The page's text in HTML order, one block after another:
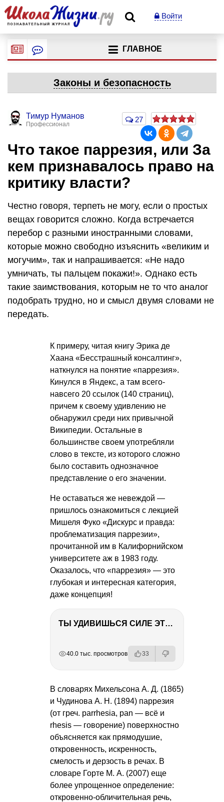
Войти
ГЛАВНОЕ
Законы и безопасность
Тимур Нуманов
Профессионал
27
Что такое паррезия, или За
кем признавалось право на
критику власти?
Честно говоря, терпеть не могу, если о простых
вещах говорится сложно. Когда встречается
перебор с разными иностранными словами,
которые можно свободно изъяснить «великим и
могучим», так и напрашивается: «Не надо
умничать, ты пальцем покажи!». Однако есть
такие заимствования, которым не то что аналог
подобрать трудно, но и смысл двумя словами не
передать.
К примеру, читая книгу Эрика де
Хаана «Бесстрашный консалтинг»,
наткнулся на понятие «паррезия».
Кинулся в Яндекс, а там всего-
навсего 20 ссылок (140 страниц),
причем к своему удивлению не
обнаружил среди них привычной
Википедии. Остальные в
большинстве своем употребляли
слово в тексте, из которого сложно
было составить однозначное
представление о его значении.
Не оставаться же невеждой —
пришлось ознакомиться с лекцией
Мишеля Фуко «Дискурс и правда:
проблематизация паррезии»,
прочитанной им в Калифорнийском
университете аж в 1983 году.
Оказалось, что «паррезия» — это
глубокая и интересная категория,
даже концепция!
ТЫ УДИВИШЬСЯ СИЛЕ ЭТО ЧЕЛОВЕКА! Блог о нашей поездке в Вышний Волочек
40.0 тыс. просмотров 33
В словарях Михельсона А. Д. (1865)
и Чудинова А. Н. (1894) паррезия
(от греч. parrhesia, pan — всё и
rhesis — говорение) поверхностно
объясняется как прямодушие,
откровенность, искренность,
смелость и дерзость в речах. В
словаре Горте М. А. (2007) еще
более упрощенное определение:
откровенно-обличительная речь,